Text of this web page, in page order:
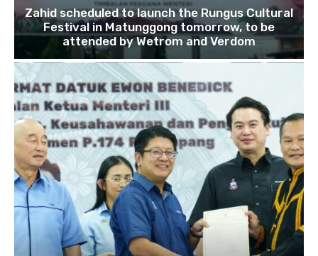
Zahid scheduled to launch the Rungus Cultural
Festival in Matunggong tomorrow, to be
attended by Wetrom and Verdom